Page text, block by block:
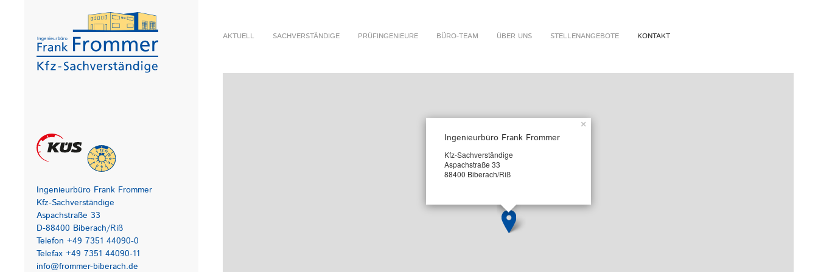
AKTUELL SACHVERSTÄNDIGE PRÜFINGENIEURE BÜRO-TEAM ÜBER UNS STELLENANGEBOTE KONTAKT
Ingenieurbüro Frank Frommer
Kfz-Sachverständige
Aspachstraße 33
88400 Biberach/Riß
×
Ingenieurbüro Frank Frommer
Kfz-Sachverständige
Aspachstraße 33
D-88400 Biberach/Riß
Telefon +49 7351 44090-0
Telefax +49 7351 44090-11
info@frommer-biberach.de